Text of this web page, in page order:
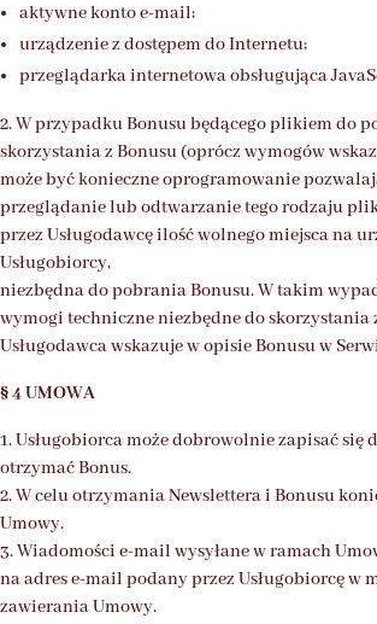
aktywne konto e-mail;
urządzenie z dostępem do Internetu;
przeglądarka internetowa obsługująca
2. W przypadku Bonusu będącego plikiem do
skorzystania z Bonusu (oprócz wymogów
może być konieczne oprogramowanie
przeglądanie lub odtwarzanie tego rodzaju
przez Usługodawcę ilość wolnego miejsca na
Usługobiorcy,
niezbędna do pobrania Bonusu. W takim
wymogi techniczne niezbędne do skorzystania
Usługodawca wskazuje w opisie Bonusu w
§ 4 UMOWA
1. Usługobiorca może dobrowolnie zapisać się
otrzymać Bonus.
2. W celu otrzymania Newslettera i Bonusu
Umowy.
3. Wiadomości e-mail wysyłane w ramach
na adres e-mail podany przez Usługobiorcę w
zawierania Umowy.